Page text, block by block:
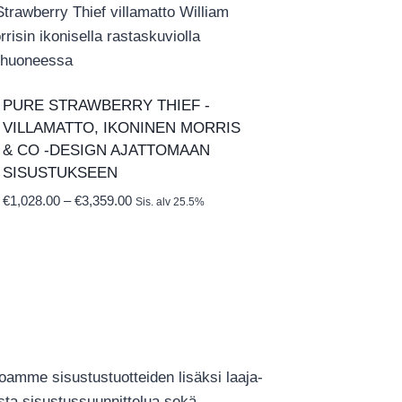
PURE STRAWBERRY THIEF ‑
VILLAMATTO, IKONINEN MORRIS
& CO ‑DESIGN AJATTOMAAN
SISUSTUKSEEN
€1,028.00 – €3,359.00Hintaluokka:
Sis. alv 25.5%
sisustustuotteiden lisäksi laaja-